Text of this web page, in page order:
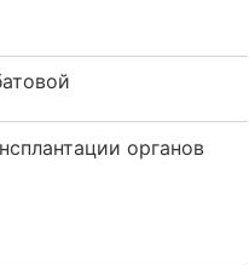
органов